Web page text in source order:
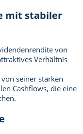
mit stabiler
von
Verhältnis
seiner starken
Cashflows, die eine